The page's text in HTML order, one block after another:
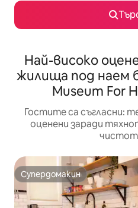
Най-високо
жилища под наем
Museum For
Гостите са съгласни:
оценени заради
Супердомакин
Супердомакин